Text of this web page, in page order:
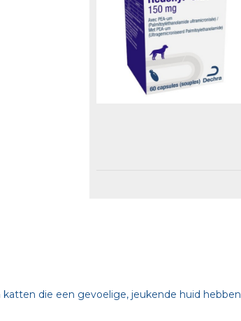
die een gevoelige, jeukende huid